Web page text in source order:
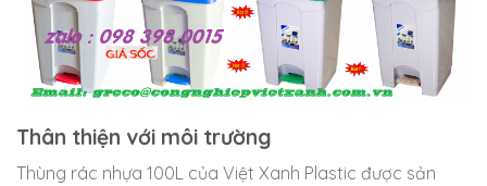
Thân thiện với môi trường
Thùng rác nhựa 100L của Việt Xanh Plastic được sản